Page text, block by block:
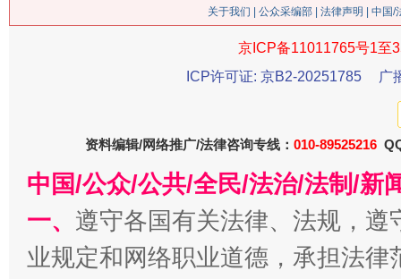
习近平的博鳌关键词
魏明亮
关于我们 公众采编部 法律声明 | 中国
京ICP备11011765号1至
ICP许可证: 京B2-20251785
广
资料编辑/网络推广/法律咨询专线： 010-89525216
中国/公众/公共/全民/法治/法制/新
一、 遵守各国有关法律、法规，
业规定和网络职业道德，承担法